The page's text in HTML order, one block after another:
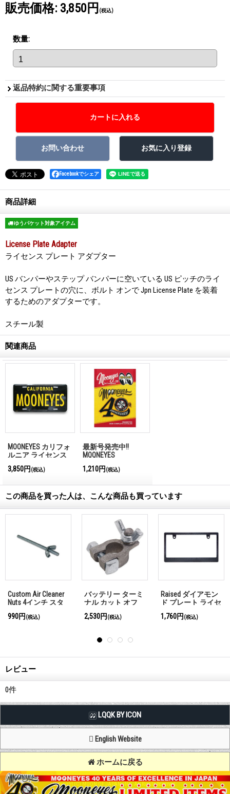
販売価格: 3,850円 (税込)
数量:
返品特約に関する重要事項
Facebookでシェア
商品詳細
ゆうパケット対象アイテム
License Plate Adapter
ライセンス プレート アダプター
US バンパーやステップ バンパーに空いている US ピッチのライ
センス プレートの穴に、ボルト オンで Jpn License Plate を装着
するためのアダプターです。
スチール製
関連商品
MOONEYES カリフォ
ルニア ライセンス
3,850円 (税込)
最新号発売中!!
MQQNEYES
Magazine No.28 2026
1,210円 (税込)
この商品を買った人は、こんな商品も買っています
バッテリー ターミ
ナル カット オフ
2,530円
Raised ダイアモン
ド プレート ライセ
ーム
1,760円
ムーンアイズ ク
シック ダイレク
レス0-15psi
7,700円
レビュー
0件
LQQK BY ICON
English Website
ホームに戻る
Copyright (C) MOON OF JAPAN, INC. All Rights Reserved.